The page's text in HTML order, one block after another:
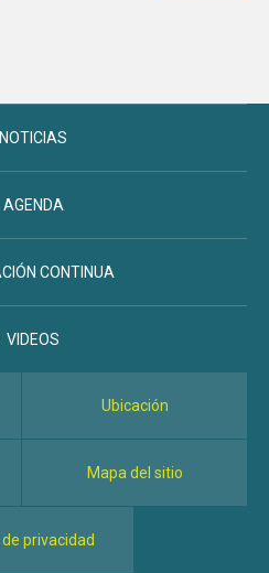
NOTICIAS
AGENDA
CONTINUA
VIDEOS
Ubicación
Mapa del sitio
privacidad